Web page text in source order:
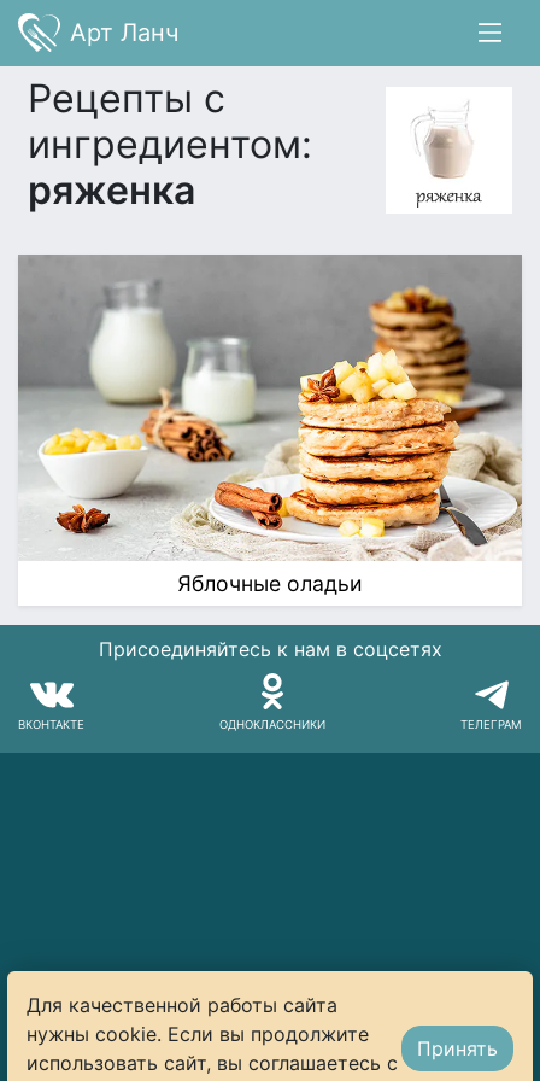
Арт Ланч
Рецепты с
ингредиентом:
ряженка
Яблочные оладьи
Присоединяйтесь к нам в соцсетях
ВКОНТАКТЕ ОДНОКЛАССНИКИ ТЕЛЕГРАМ
Для качественной работы сайта
нужны cookie. Если вы продолжите
использовать сайт, вы соглашаетесь с
Принять